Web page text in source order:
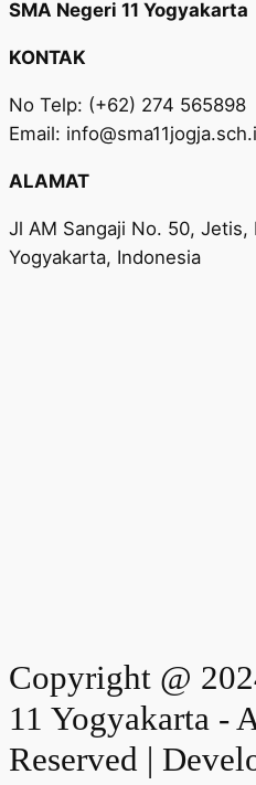
SMA Negeri 11 Yogyakarta
KONTAK
No Telp: (+62) 274 565898
Email:
ALAMAT
Jl AM Sangaji No. 50, Jetis,
Yogyakarta, Indonesia
Copyright @
11 Yogyakarta -
Reserved |